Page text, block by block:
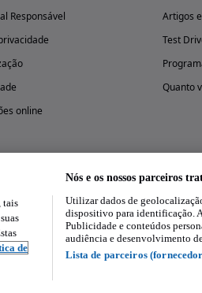
Responsável
online
Artigos
Test
Quanto
Experimenta a aplicação
tais
de
Nós e os nossos parceiros
Utilizar dados de
dispositivo para identificação.
Publicidade e conteúdos
audiência e desenvolvimento
Lista de parceiros